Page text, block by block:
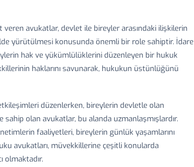
avukatlar, devlet ile bireyler arasındaki ilişkilerin
yürütülmesi konusunda önemli bir role sahiptir. İdare
hak ve yükümlülüklerini düzenleyen bir hukuk
haklarını savunarak, hukukun üstünlüğünü
düzenlerken, bireylerin devletle olan
sahip olan avukatlar, bu alanda uzmanlaşmışlardır.
faaliyetleri, bireylerin günlük yaşamlarını
avukatları, müvekkillerine çeşitli konularda
olmaktadır.